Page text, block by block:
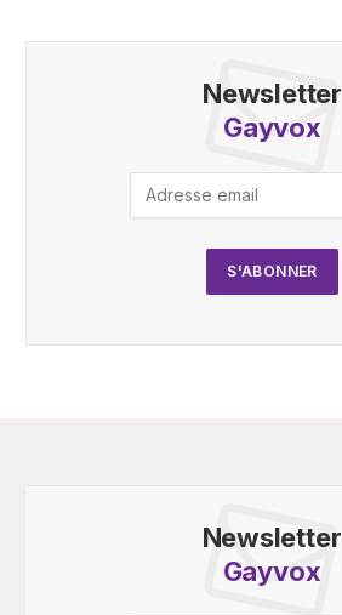
Newsletter
Gayvox
Newsletter
Gayvox